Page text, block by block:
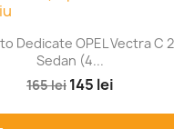
Dedicate OPEL Vectra C
Sedan (4...
165 lei 145 lei